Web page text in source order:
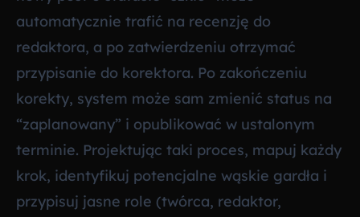
automatycznie trafić na recenzję do
redaktora, a po zatwierdzeniu otrzymać
przypisanie do korektora. Po zakończeniu
korekty, system może sam zmienić status na
“zaplanowany” i opublikować w ustalonym
terminie. Projektując taki proces, mapuj każdy
krok, identyfikuj potencjalne wąskie gardła i
przypisuj jasne role (twórca, redaktor,